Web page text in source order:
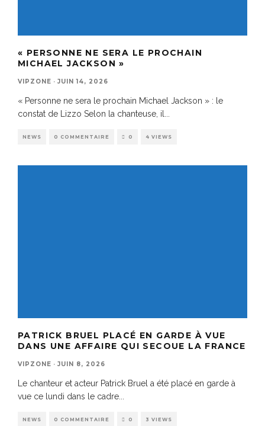
« PERSONNE NE SERA LE PROCHAIN
MICHAEL JACKSON »
VIPZONE · JUIN 14, 2026
« Personne ne sera le prochain Michael Jackson » : le
constat de Lizzo Selon la chanteuse, il
NEWS 0 COMMENTAIRE 0 4 VIEWS
PATRICK BRUEL PLACÉ EN GARDE À VUE
DANS UNE AFFAIRE QUI SECOUE LA FRANCE
VIPZONE · JUIN 8, 2026
Le chanteur et acteur Patrick Bruel a été placé en garde à
vue ce lundi dans le cadre...
NEWS 0 COMMENTAIRE 0 3 VIEWS